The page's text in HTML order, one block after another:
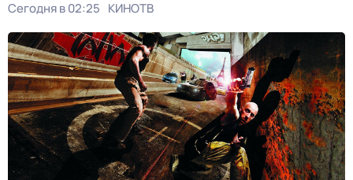
Сегодня в 02:25 КИНОТВ